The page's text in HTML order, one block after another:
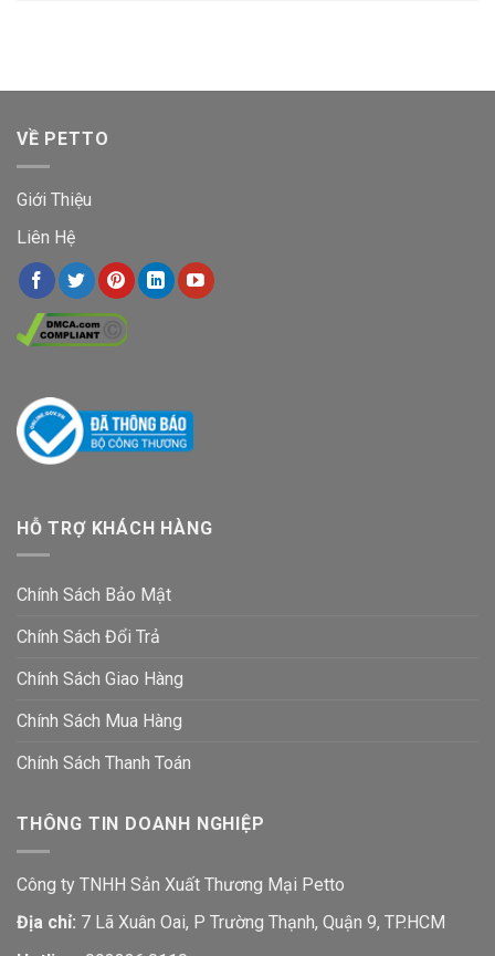
VỀ PETTO
Giới Thiệu
Liên Hệ
HỖ TRỢ KHÁCH HÀNG
Chính Sách Bảo Mật
Chính Sách Đổi Trả
Chính Sách Giao Hàng
Chính Sách Mua Hàng
Chính Sách Thanh Toán
THÔNG TIN DOANH NGHIỆP
Công ty TNHH Sản Xuất Thương Mại Petto
Địa chỉ: 7 Lã Xuân Oai, P Trường Thạnh, Quận 9, TP.HCM